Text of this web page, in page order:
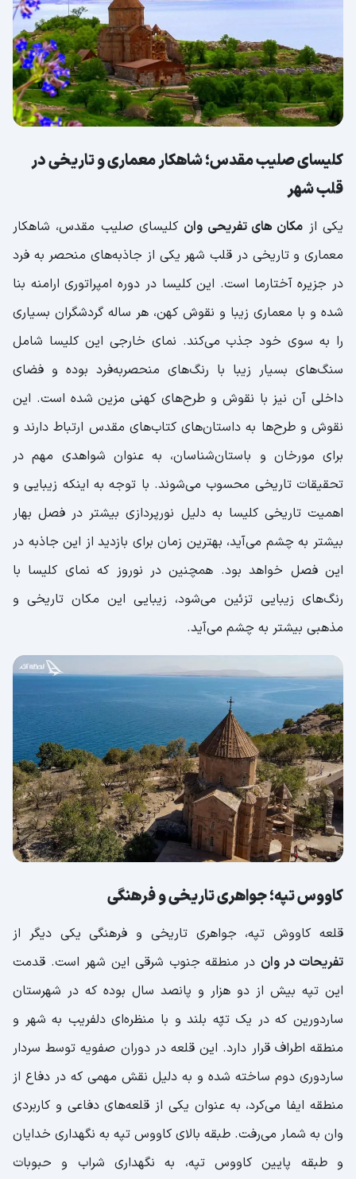
کلیسای صلیب مقدس؛ شاهکار معماری و تاریخی در
قلب شهر
یکی از مکان های تفریحی وان کلیسای صلیب مقدس، شاهکار
معماری و تاریخی در قلب شهر یکی از جاذبه‌های منحصر به فرد
در جزیره آختارما است. این کلیسا در دوره امپراتوری ارامنه بنا
شده و با معماری زیبا و نقوش کهن، هر ساله گردشگران بسیاری
را به سوی خود جذب می‌کند. نمای خارجی این کلیسا شامل
سنگ‌های بسیار زیبا با رنگ‌های منحصربه‌فرد بوده و فضای
داخلی آن نیز با نقوش و طرح‌های کهنی مزین شده است. این
نقوش و طرح‌ها به داستان‌های کتاب‌های مقدس ارتباط دارند و
برای مورخان و باستان‌شناسان، به عنوان شواهدی مهم در
تحقیقات تاریخی محسوب می‌شوند. با توجه به اینکه زیبایی و
اهمیت تاریخی کلیسا به دلیل نورپردازی بیشتر در فصل بهار
بیشتر به چشم می‌آید، بهترین زمان برای بازدید از این جاذبه در
این فصل خواهد بود. همچنین در نوروز که نمای کلیسا با
رنگ‌های زیبایی تزئین می‌شود، زیبایی این مکان تاریخی و
مذهبی بیشتر به چشم می‌آید.
کاووس تپه؛ جواهری تاریخی و فرهنگی
قلعه کاووش تپه، جواهری تاریخی و فرهنگی یکی دیگر از
تفریحات در وان در منطقه جنوب شرقی این شهر است. قدمت
این تپه بیش از دو هزار و پانصد سال بوده که در شهرستان
ساردورین که در یک تپّه بلند و با منظره‌ای دلفریب به شهر و
منطقه اطراف قرار دارد. این قلعه در دوران صفویه توسط سردار
ساردوری دوم ساخته شده و به دلیل نقش مهمی که در دفاع از
منطقه ایفا می‌کرد، به عنوان یکی از قلعه‌های دفاعی و کاربردی
وان به شمار می‌رفت. طبقه بالای کاووس تپه به نگهداری خدایان
و طبقه پایین کاووس تپه، به نگهداری شراب و حبوبات